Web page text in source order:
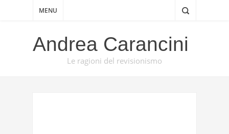
MENU
Andrea Carancini
Le ragioni del revisionismo